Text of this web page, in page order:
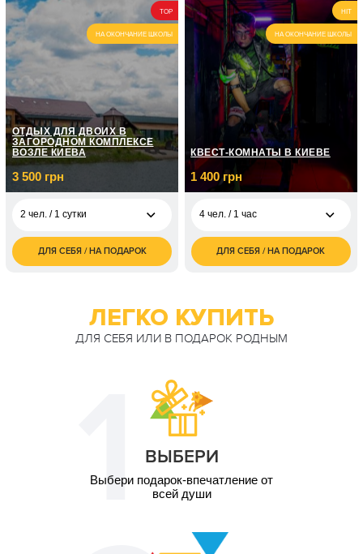
2 чел. / 2 часа
1 700
грн
TOP
НА ОКОНЧАНИЕ ШКОЛЫ
ОТДЫХ ДЛЯ ДВОИХ В
ЗАГОРОДНОМ КОМПЛЕКСЕ
ВОЗЛЕ КИЕВА
3 500 грн
2 чел. / 1 сутки
3 500
грн
ДЛЯ СЕБЯ / НА ПОДАРОК
HIT
НА ОКОНЧАНИЕ ШКОЛЫ
КВЕСТ-КОМНАТЫ В КИЕВЕ
1 400 грн
4 чел. / 1 час
1 400
грн
ДЛЯ СЕБЯ / НА ПОДАРОК
ЛЕГКО КУПИТЬ
ДЛЯ СЕБЯ ИЛИ В ПОДАРОК РОДНЫМ
ВЫБЕРИ
Выбери подарок-впечатление от
всей души